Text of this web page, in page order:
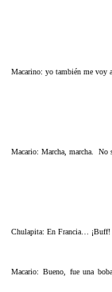
Macarino: yo también me voy
Macario: Marcha, marcha. No
Chulapita: En Francia… ¡Buff!
Macario: Bueno, fue una